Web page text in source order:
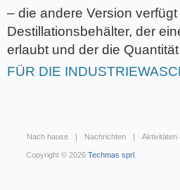
– die andere Version
Destillationsbehälter, der
erlaubt und der die
FÜR DIE
Nach hause Nachrichten Aktivitäten
Copyright © 2026 Techmas sprl .